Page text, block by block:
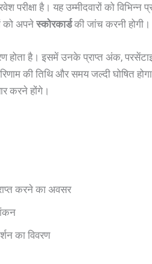
परीक्षा है। यह उम्मीदवारों को विभिन्न
को अपने स्कोरकार्डकी जांच करनी होगी।
होता है। इसमें उनके प्राप्त अंक,
की तिथि और समय जल्दी घोषित
करने होंगे।
करने का अवसर
का विवरण